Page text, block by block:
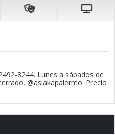
8244. Lunes a sábados de
@asiakapalermo. Precio